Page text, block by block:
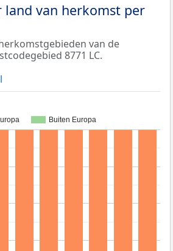
land van herkomst per
van de
8771 LC.
Buiten Europa